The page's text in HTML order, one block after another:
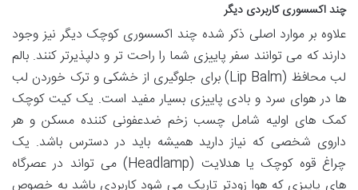
چند اکسسوری کاربردی دیگر
علاوه بر موارد اصلی ذکر شده چند اکسسوری کوچک دیگر نیز وجود
دارند که می توانند سفر پاییزی شما را راحت تر و دلپذیرتر کنند. بالم
لب محافظ (Lip Balm) برای جلوگیری از خشکی و ترک خوردن لب
ها در هوای سرد و بادی پاییزی بسیار مفید است. یک کیت کوچک
کمک های اولیه شامل چسب زخم ضدعفونی کننده مسکن و هر
داروی شخصی که نیاز دارید همیشه باید در دسترس باشد. یک
چراغ قوه کوچک یا هدلایت (Headlamp) می تواند در عصرگاه
های پاییزی که هوا زودتر تاریک می شود کاربردی باشد به خصوص